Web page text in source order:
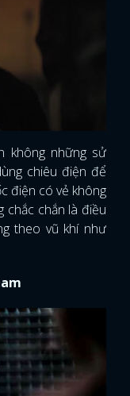
không những sử
chiêu điện để
điện có vẻ không
chắc chắn là điều
theo vũ khí như